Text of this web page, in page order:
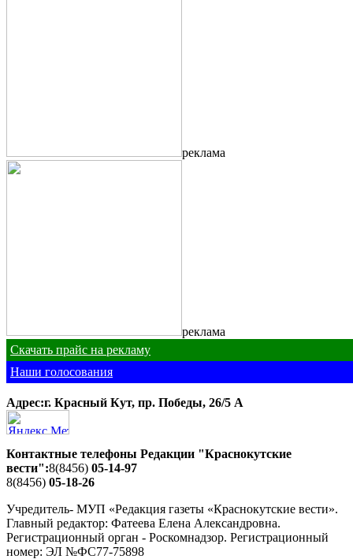
реклама
реклама
Скачать прайс на рекламу
Наши голосования
Адрес:г. Красный Кут, пр. Победы, 26/5 A
Контактные телефоны Редакции "Краснокутские
вести":8(8456) 05-14-97
8(8456) 05-18-26
Учредитель- МУП «Редакция газеты «Краснокутские вести».
Главный редактор: Фатеева Елена Александровна.
Регистрационный орган - Роскомнадзор. Регистрационный
номер: ЭЛ №ФС77-75898